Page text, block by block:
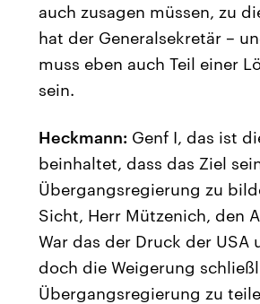
auch zusagen müssen, zu
hat der Generalsekretär –
muss eben auch Teil einer
sein.
Heckmann: Genf I, das ist
beinhaltet, dass das Ziel
Übergangsregierung zu
Sicht, Herr Mützenich, den
War das der Druck der
doch die Weigerung
Übergangsregierung zu